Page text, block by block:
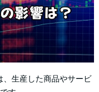
、生産した商品やサービ